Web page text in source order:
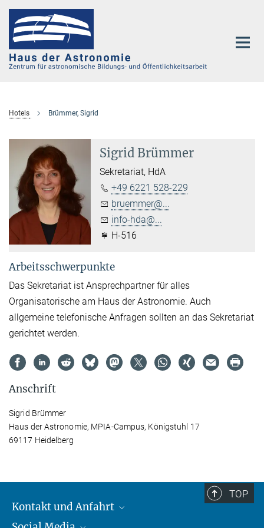
Hauptinhalt
Hotels Brümmer, Sigrid
Sigrid Brümmer
Sekretariat, HdA
+49 6221 528-229
bruemmer@...
info-hda@...
H-516
Arbeitsschwerpunkte
Das Sekretariat ist Ansprechpartner für alles
Organisatorische am Haus der Astronomie. Auch
allgemeine telefonische Anfragen sollten an das Sekretariat
gerichtet werden.
Anschrift
Sigrid Brümmer
Haus der Astronomie, MPIA-Campus, Königstuhl 17
69117 Heidelberg
TOP
Kontakt und Anfahrt